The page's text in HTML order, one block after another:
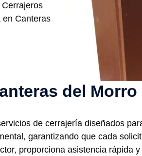
en Canteras
del Morro
de cerrajería diseñados
garantizando que cada
proporciona asistencia rápida